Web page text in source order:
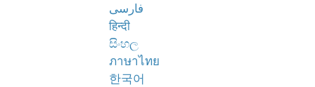
فارسی
हिन्दी
සිංහල
ภาษาไทย
한국어